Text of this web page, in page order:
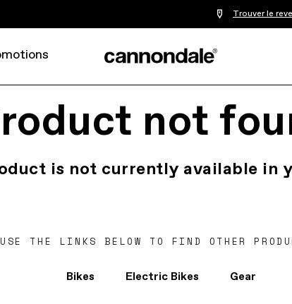
Trouver le
not
is not currently available in
USE THE LINKS BELOW TO FIND OTHER
Bikes Electric Bikes Gear